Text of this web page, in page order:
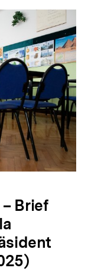
Brief